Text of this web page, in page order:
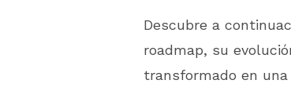
Descubre a
roadmap, su
transformado en